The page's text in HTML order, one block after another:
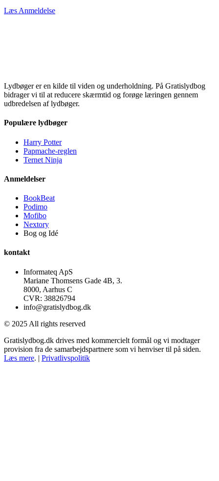
Læs Anmeldelse
Lydbøger er en kilde til viden og underholdning. På Gratislydbog
bidrager vi til at reducere skærmtid og forøge læringen gennem
udbredelsen af lydbøger.
Populære lydbøger
Harry Potter
Papmache-reglen
Ternet Ninja
Anmeldelser
BookBeat
Podimo
Mofibo
Nextory
Bog og Idé
kontakt
Informateq ApS
Mariane Thomsens Gade 4B, 3.
8000, Aarhus C
CVR: 38826794
info@gratislydbog.dk
© 2025 All rights reserved
Gratislydbog.dk drives med kommercielt formål og vi modtager
provision fra de samarbejdspartnere som vi henviser til på siden.
Læs mere. | Privatlivspolitik